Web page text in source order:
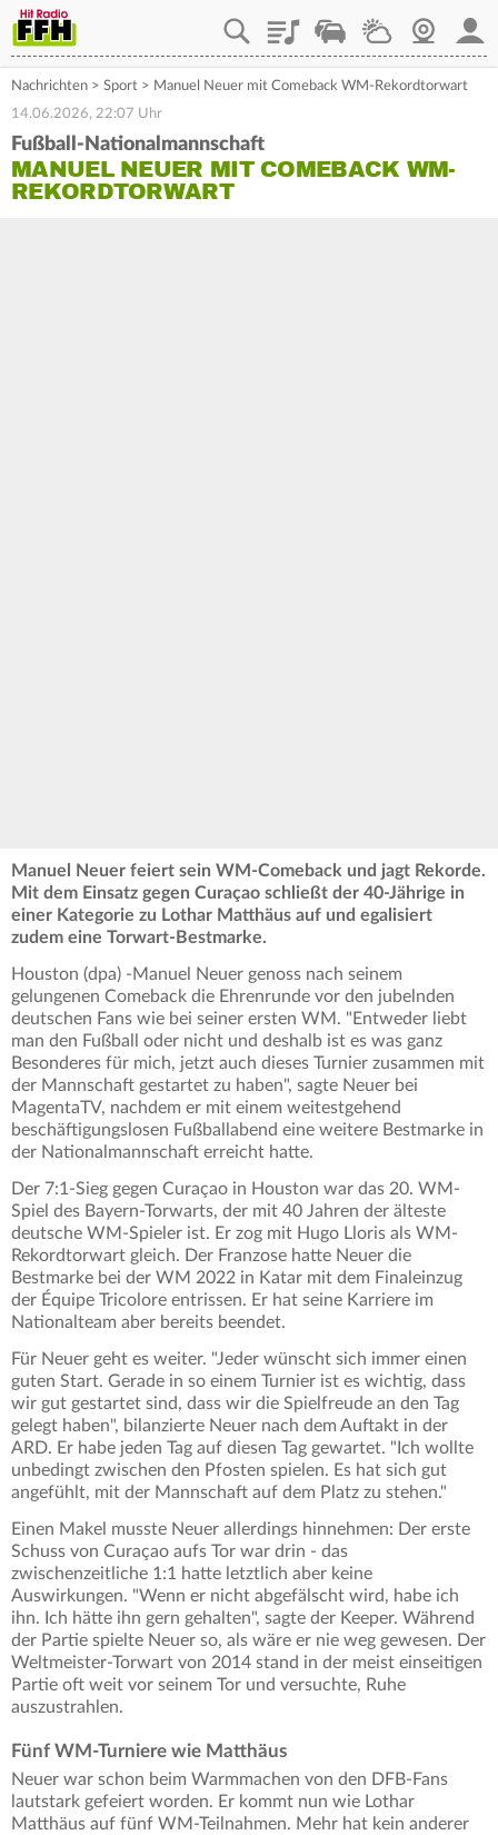
PlaylistStaupilotWetterWebcam
Nachrichten > Sport > Manuel Neuer mit Comeback WM-Rekordtorwart
14.06.2026, 22:07 Uhr
Fußball-Nationalmannschaft
MANUEL NEUER MIT COMEBACK WM-
REKORDTORWART
Manuel Neuer feiert sein WM-Comeback und jagt Rekorde.
Mit dem Einsatz gegen Curaçao schließt der 40-Jährige in
einer Kategorie zu Lothar Matthäus auf und egalisiert
zudem eine Torwart-Bestmarke.
Houston (dpa) -Manuel Neuer genoss nach seinem
gelungenen Comeback die Ehrenrunde vor den jubelnden
deutschen Fans wie bei seiner ersten WM. "Entweder liebt
man den Fußball oder nicht und deshalb ist es was ganz
Besonderes für mich, jetzt auch dieses Turnier zusammen mit
der Mannschaft gestartet zu haben", sagte Neuer bei
MagentaTV, nachdem er mit einem weitestgehend
beschäftigungslosen Fußballabend eine weitere Bestmarke in
der Nationalmannschaft erreicht hatte.
Der 7:1-Sieg gegen Curaçao in Houston war das 20. WM-
Spiel des Bayern-Torwarts, der mit 40 Jahren der älteste
deutsche WM-Spieler ist. Er zog mit Hugo Lloris als WM-
Rekordtorwart gleich. Der Franzose hatte Neuer die
Bestmarke bei der WM 2022 in Katar mit dem Finaleinzug
der Équipe Tricolore entrissen. Er hat seine Karriere im
Nationalteam aber bereits beendet.
Für Neuer geht es weiter. "Jeder wünscht sich immer einen
guten Start. Gerade in so einem Turnier ist es wichtig, dass
wir gut gestartet sind, dass wir die Spielfreude an den Tag
gelegt haben", bilanzierte Neuer nach dem Auftakt in der
ARD. Er habe jeden Tag auf diesen Tag gewartet. "Ich wollte
unbedingt zwischen den Pfosten spielen. Es hat sich gut
angefühlt, mit der Mannschaft auf dem Platz zu stehen."
Einen Makel musste Neuer allerdings hinnehmen: Der erste
Schuss von Curaçao aufs Tor war drin - das
zwischenzeitliche 1:1 hatte letztlich aber keine
Auswirkungen. "Wenn er nicht abgefälscht wird, habe ich
ihn. Ich hätte ihn gern gehalten", sagte der Keeper. Während
der Partie spielte Neuer so, als wäre er nie weg gewesen. Der
Weltmeister-Torwart von 2014 stand in der meist einseitigen
Partie oft weit vor seinem Tor und versuchte, Ruhe
auszustrahlen.
Fünf WM-Turniere wie Matthäus
Neuer war schon beim Warmmachen von den DFB-Fans
lautstark gefeiert worden. Er kommt nun wie Lothar
Matthäus auf fünf WM-Teilnahmen. Mehr hat kein anderer